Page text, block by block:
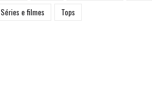
Séries e filmes
Tops